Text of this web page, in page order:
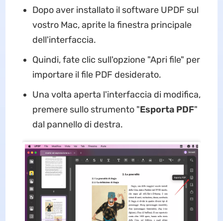
Dopo aver installato il software UPDF sul
vostro Mac, aprite la finestra principale
dell'interfaccia.
Quindi, fate clic sull'opzione "Apri file" per
importare il file PDF desiderato.
Una volta aperta l'interfaccia di modifica,
premere sullo strumento "Esporta PDF"
dal pannello di destra.